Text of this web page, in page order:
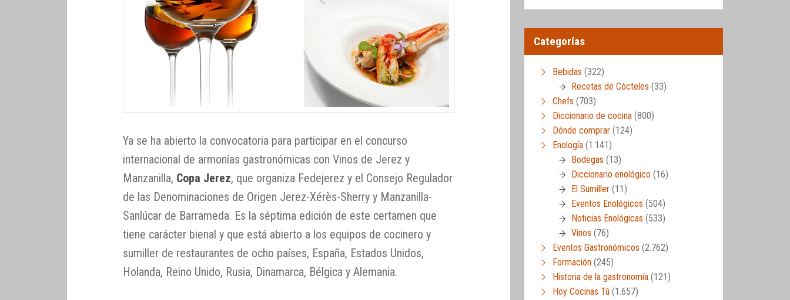
Ya se ha abierto la convocatoria para participar en el concurso
internacional de armonías gastronómicas con Vinos de Jerez y
Manzanilla, Copa Jerez, que organiza Fedejerez y el Consejo Regulador
de las Denominaciones de Origen Jerez-Xérès-Sherry y Manzanilla-
Sanlúcar de Barrameda. Es la séptima edición de este certamen que
tiene carácter bienal y que está abierto a los equipos de cocinero y
sumiller de restaurantes de ocho países, España, Estados Unidos,
Holanda, Reino Unido, Rusia, Dinamarca, Bélgica y Alemania.
Categorías
Bebidas (322)
Recetas de Cócteles (33)
Chefs (703)
Diccionario de cocina (800)
Dónde comprar (124)
Enología (1.141)
Bodegas (13)
Diccionario enológico (16)
El Sumiller (11)
Eventos Enológicos (504)
Noticias Enológicas (533)
Vinos (76)
Eventos Gastronómicos (2.762)
Formación (245)
Historia de la gastronomía (121)
Hoy Cocinas Tú (1.657)